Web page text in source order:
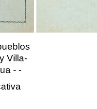
Villa-
- -